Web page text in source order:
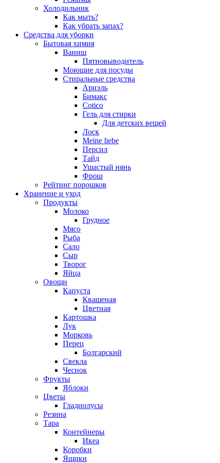
Холодильник
Как мыть?
Как убрать запах?
Средства для уборки
Бытовая химия
Ваниш
Пятновыводитель
Моющие для посуды
Стиральные средства
Ариэль
Бимакс
Cotico
Гель для стирки
Для детских вещей
Лоск
Meine liebe
Персил
Тайд
Ушастый нянь
Фрош
Рейтинг порошков
Хранение и уход
Продукты
Молоко
Грудное
Мясо
Рыба
Сало
Сыр
Творог
Яйца
Овощи
Капуста
Квашеная
Цветная
Картошка
Лук
Морковь
Перец
Болгарский
Свекла
Чеснок
Фрукты
Яблоки
Цветы
Гладиолусы
Резина
Тара
Контейнеры
Икеа
Коробки
Ящики